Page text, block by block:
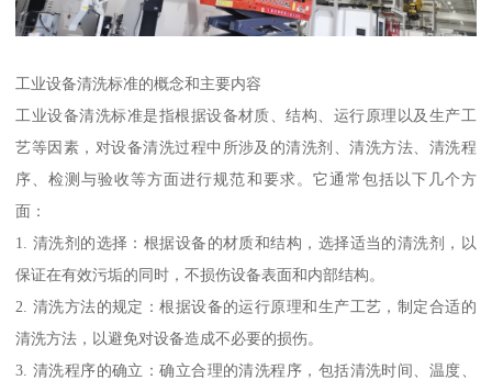
工业设备清洗标准的概念和主要内容
工业设备清洗标准是指根据设备材质、结构、运行原理以及生产工
艺等因素，对设备清洗过程中所涉及的清洗剂、清洗方法、清洗程
序、检测与验收等方面进行规范和要求。它通常包括以下几个方
面：
1. 清洗剂的选择：根据设备的材质和结构，选择适当的清洗剂，以
保证在有效污垢的同时，不损伤设备表面和内部结构。
2. 清洗方法的规定：根据设备的运行原理和生产工艺，制定合适的
清洗方法，以避免对设备造成不必要的损伤。
3. 清洗程序的确立：确立合理的清洗程序，包括清洗时间、温度、